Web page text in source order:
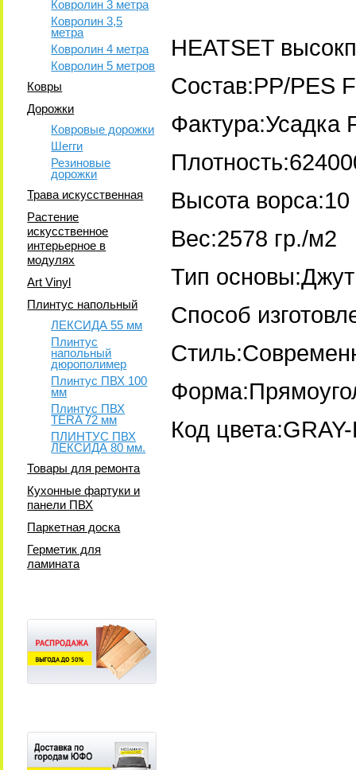
Ковролин 3 метра
Ковролин 3,5
метра
Ковролин 4 метра
Ковролин 5 метров
Ковры
Дорожки
Ковровые дорожки
Шегги
Резиновые
дорожки
Трава искусственная
Растение
искусственное
интерьерное в
модулях
Art Vinyl
Плинтус напольный
ЛЕКСИДА 55 мм
Плинтус
напольный
дюрополимер
Плинтус ПВХ 100
мм
Плинтус ПВХ
TERA 72 мм
ПЛИНТУС ПВХ
ЛЕКСИДА 80 мм.
Товары для ремонта
Кухонные фартуки и
панели ПВХ
Паркетная доска
Герметик для
ламината
HEATSET
Состав:PP/PES
Фактура:Усадка
Высота
Вес:2578 гр./м2
Тип основы:Джут
Способ
Код